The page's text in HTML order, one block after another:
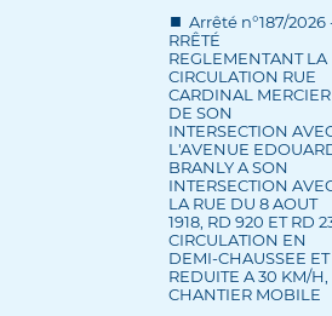
Arrêté n°187/2026
RRÊTÉ
REGLEMENTANT LA
CIRCULATION RUE
CARDINAL MERCIER
DE SON
INTERSECTION
L'AVENUE
BRANLY A SON
INTERSECTION
LA RUE DU 8 AOUT
1918, RD 920 ET RD
CIRCULATION EN
DEMI-CHAUSSEE ET
REDUITE A 30 KM/H,
CHANTIER MOBILE